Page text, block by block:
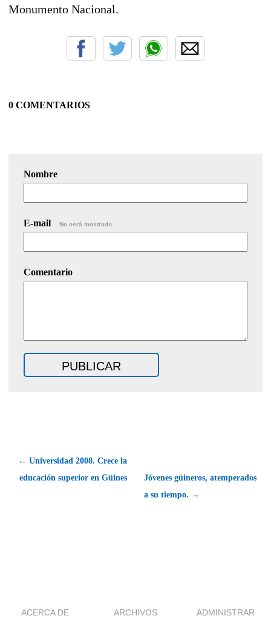
Monumento Nacional.
0 COMENTARIOS
Nombre
E-mail No será mostrado.
Comentario
← Universidad 2008. Crece la
educación superior en Güines
Jóvenes güineros, atemperados
a su tiempo. →
ACERCA DE ARCHIVOS ADMINISTRAR